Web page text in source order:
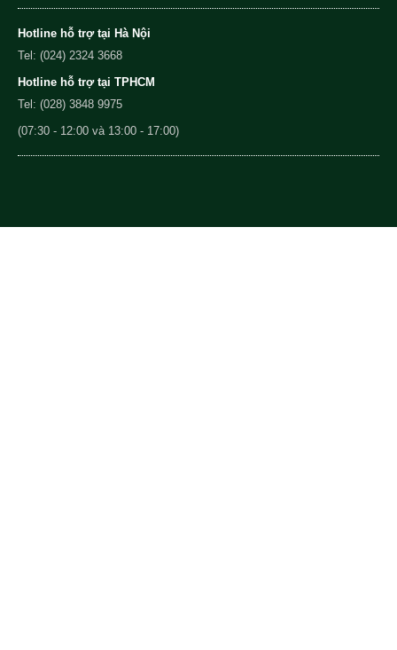
Hotline hỗ trợ tại Hà Nội
Tel: (024) 2324 3668
Hotline hỗ trợ tại TPHCM
Tel: (028) 3848 9975
(07:30 - 12:00 và 13:00 - 17:00)